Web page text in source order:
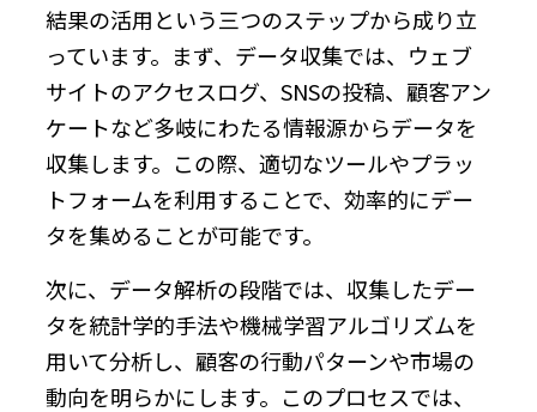
結果の活用という三つのステップから成り立
っています。まず、データ収集では、ウェブ
サイトのアクセスログ、SNSの投稿、顧客アン
ケートなど多岐にわたる情報源からデータを
収集します。この際、適切なツールやプラッ
トフォームを利用することで、効率的にデー
タを集めることが可能です。
次に、データ解析の段階では、収集したデー
タを統計学的手法や機械学習アルゴリズムを
用いて分析し、顧客の行動パターンや市場の
動向を明らかにします。このプロセスでは、